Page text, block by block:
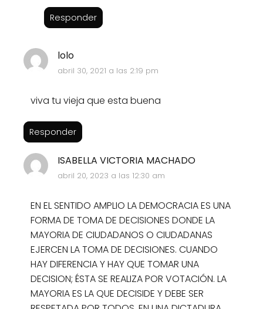
Responder
lolo
abril 30, 2021 a las 2:19 pm
viva tu vieja que esta buena
Responder
ISABELLA VICTORIA MACHADO
abril 20, 2023 a las 12:30 am
EN EL SENTIDO AMPLIO LA DEMOCRACIA ES UNA
FORMA DE TOMA DE DECISIONES DONDE LA
MAYORIA DE CIUDADANOS O CIUDADANAS
EJERCEN LA TOMA DE DECISIONES. CUANDO
HAY DIFERENCIA Y HAY QUE TOMAR UNA
DECISION; ÉSTA SE REALIZA POR VOTACIÓN. LA
MAYORIA ES LA QUE DECISIDE Y DEBE SER